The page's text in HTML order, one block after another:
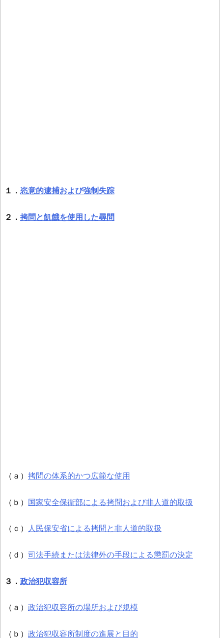
１． 恣意的逮捕および強制失踪
２． 拷問と飢餓を使用した尋問
（ａ） 拷問の体系的かつ広範な使用
（ｂ） 国家安全保衛部による拷問および非人道的取扱
（ｃ） 人民保安省による拷問と非人道的取扱
（ｄ） 司法手続または法律外の手段による懲罰の決定
３． 政治犯収容所
（ａ） 政治犯収容所の場所および規模
（ｂ） 政治犯収容所制度の進展と目的